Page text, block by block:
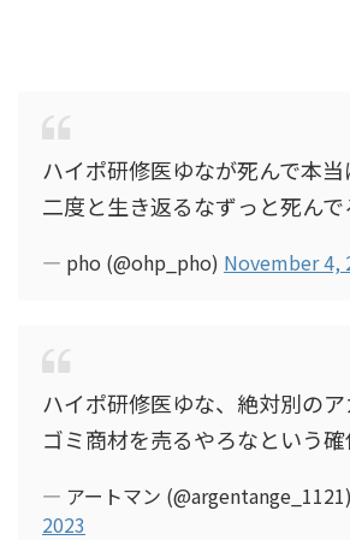
ハイポ研修医ゆなが死んで本
二度と生き返るなずっと死んで
— pho (@ohp_pho) November 4,
ハイポ研修医ゆな、絶対別の
ゴミ商材を売るやろなという確
— アートマン (@argentange_1121)
2023